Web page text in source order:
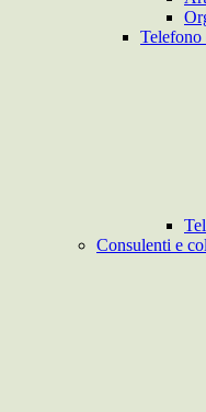
Telefono
Consulenti e